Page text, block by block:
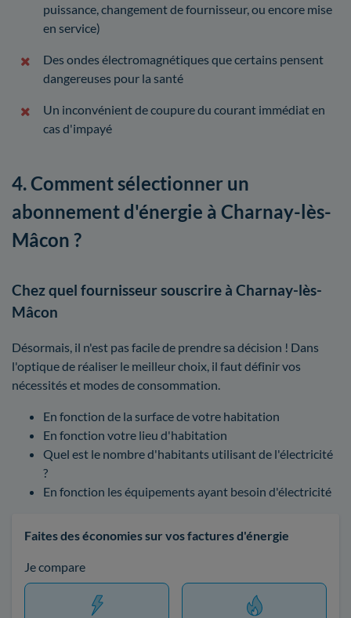
puissance, changement de fournisseur, ou encore mise
en service)
Des ondes électromagnétiques que certains pensent
dangereuses pour la santé
Un inconvénient de coupure du courant immédiat en
cas d'impayé
4. Comment sélectionner un
abonnement d'énergie à Charnay-lès-
Mâcon ?
Chez quel fournisseur souscrire à Charnay-lès-
Mâcon
Désormais, il n'est pas facile de prendre sa décision ! Dans
l'optique de réaliser le meilleur choix, il faut définir vos
nécessités et modes de consommation.
En fonction de la surface de votre habitation
En fonction votre lieu d'habitation
Quel est le nombre d'habitants utilisant de l'électricité
?
En fonction les équipements ayant besoin d'électricité
Faites des économies sur vos factures d'énergie
Je compare